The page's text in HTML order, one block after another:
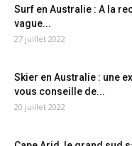
Surf en Australie : A la
vague...
27 juillet 2022
Skier en Australie : une
vous conseille de...
20 juillet 2022